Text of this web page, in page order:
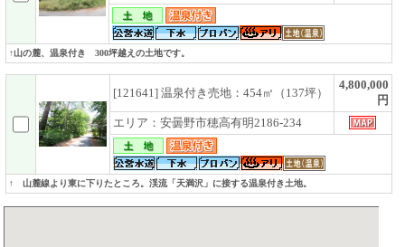
↑山の麓、温泉付き 300坪越えの土地です。
[121641] 温泉付き売地：454㎡（137坪）
4,800,000
円
エリア：安曇野市穂高有明2186-234
↑ 山麓線より東に下りたところ。渓流「天満沢」に接する温泉付き土地。